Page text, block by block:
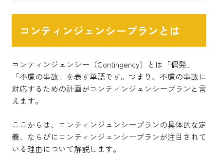
コンティンジェンシープランとは
コンティンジェンシー（Contingency）とは「偶発」
「不慮の事故」を表す単語です。つまり、 不慮の事故に
対応するための計画がコンティンジェンシープランと言
えます。
ここからは、コンティンジェンシープランの具体的な定
義、ならびにコンティンジェンシープランが注目されて
いる理由について解説します。